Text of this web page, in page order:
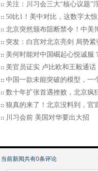
关注：川习会三大“核心议题”
50比1！美中对比，这数字太惊
北京突然颁布阻断禁令！中美
突发：白宫对北京亮剑 局势紧
美何时能对中国崛起心悦诚服
美官员证实 卢比欧和王毅通话
中国一款未能突破的模型，一
数十年扩张首遇挫败，北京疯
狼真的来了！北京没料到，官
川习会前 美国对华要出大招
当前新闻共有0条评论